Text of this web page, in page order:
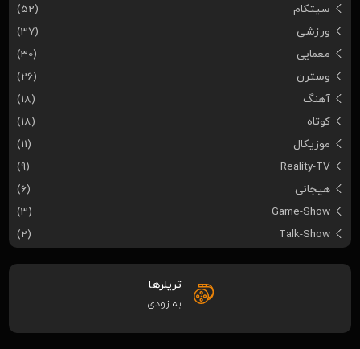
سیتکام
(52)
ورزشی
(37)
معمایی
(30)
وسترن
(26)
آهنگ
(18)
کوتاه
(18)
موزیکال
(11)
Reality-TV
(9)
هیجانی
(6)
Game-Show
(3)
Talk-Show
(2)
تریلرها
به زودی